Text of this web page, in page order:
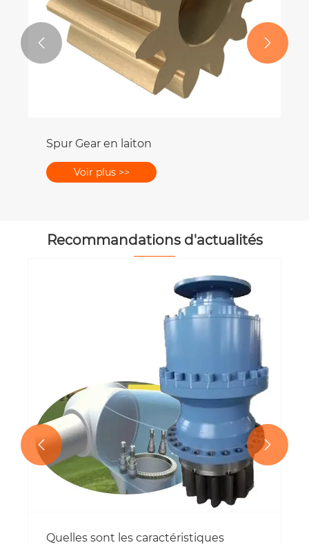
Spur Gear en laiton
Voir plus >>
 
Recommandations d'actualités
Quelles sont les caractéristiques
 